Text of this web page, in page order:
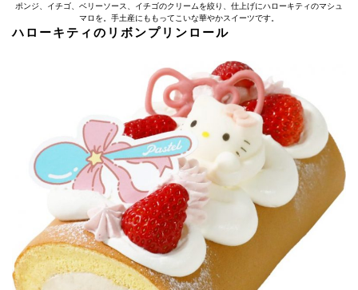
ポンジ、イチゴ、ベリーソース、イチゴのクリームを絞り、仕上げにハローキティのマシュ
マロを。手土産にももってこいな華やかスイーツです。
ハローキティのリボンプリンロール